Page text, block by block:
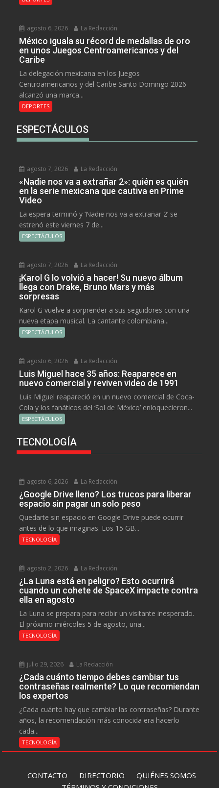
agosto 6, 2026 La Redacción
México iguala su récord de medallas de oro
en unos Juegos Centroamericanos y del
Caribe
La delegación mexicana en los Juegos
Centroamericanos y del Caribe Santo Domingo 2026
alcanzó una marca...
DEPORTES
ESPECTÁCULOS
agosto 7, 2026 La Redacción
«Nadie nos va a extrañar 2»: quién es quién
en la serie mexicana que cautiva en Prime
Video
La espera terminó y ‘Nadie nos va a extrañar 2’ se
estrenó este viernes 7 de...
ESPECTÁCULOS
agosto 7, 2026 La Redacción
¡Karol G lo volvió a hacer! Su nuevo álbum
llega con Drake, Bruno Mars y más
sorpresas
Karol G vuelve a sorprender a sus seguidores con una
nueva etapa musical. La cantante colombiana...
ESPECTÁCULOS
agosto 6, 2026 La Redacción
Luis Miguel hace 35 años: Reaparece en
nuevo comercial y reviven video de 1991
Luis Miguel reapareció en un nuevo comercial de Coca-
Cola y los fanáticos del ‘Sol de México’ enloquecieron...
ESPECTÁCULOS
TECNOLOGÍA
agosto 6, 2026 La Redacción
¿Google Drive lleno? Los trucos para liberar
espacio sin pagar un solo peso
Quedarte sin espacio en Google Drive puede ocurrir
antes de lo que imaginas. Los 15 GB...
TECNOLOGÍA
agosto 2, 2026 La Redacción
¿La Luna está en peligro? Esto ocurrirá
cuando un cohete de SpaceX impacte contra
ella en agosto
La Luna se prepara para recibir un visitante inesperado.
El próximo miércoles 5 de agosto, una...
TECNOLOGÍA
julio 29, 2026 La Redacción
¿Cada cuánto tiempo debes cambiar tus
contraseñas realmente? Lo que recomiendan
los expertos
¿Cada cuánto hay que cambiar las contraseñas? Durante
años, la recomendación más conocida era hacerlo
cada...
TECNOLOGÍA
CONTACTO DIRECTORIO QUIÉNES SOMOS